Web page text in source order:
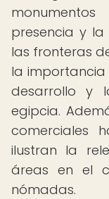
presencia y
las fronteras
la importancia
desarrollo y
egipcia.
comerciales
ilustran la
áreas en el
nómadas.